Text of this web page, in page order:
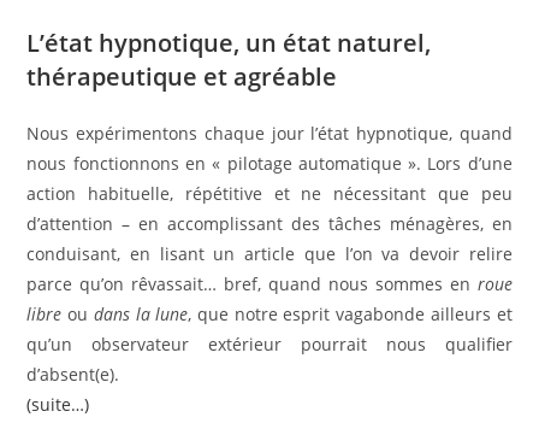
L’état hypnotique, un état naturel,
thérapeutique et agréable
Nous expérimentons chaque jour l’état hypnotique, quand
nous fonctionnons en « pilotage automatique ». Lors d’une
action habituelle, répétitive et ne nécessitant que peu
d’attention – en accomplissant des tâches ménagères, en
conduisant, en lisant un article que l’on va devoir relire
parce qu’on rêvassait… bref, quand nous sommes en roue
libreou dans la lune, que notre esprit vagabonde ailleurs et
qu’un observateur extérieur pourrait nous qualifier
d’absent(e).
(suite…)